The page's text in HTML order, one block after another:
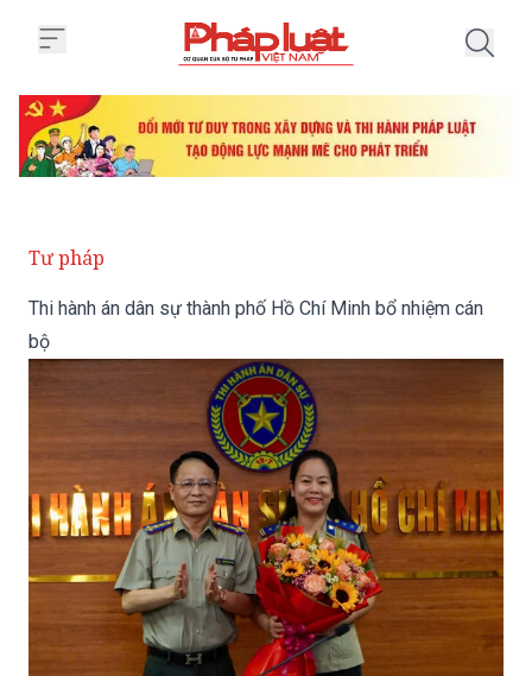
Tư pháp
Thi hành án dân sự thành phố Hồ Chí Minh bổ nhiệm cán
bộ